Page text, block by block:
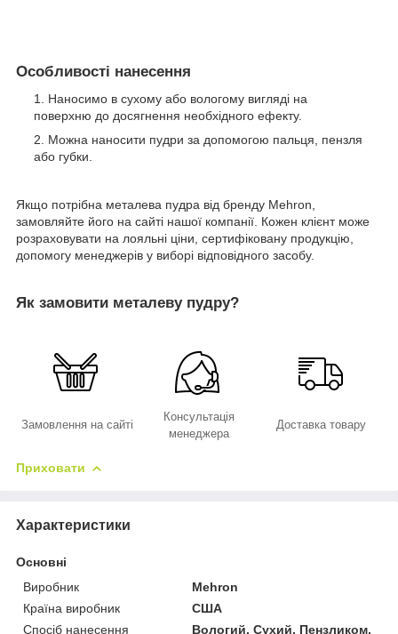
Особливості нанесення
Наносимо в сухому або вологому вигляді на
поверхню до досягнення необхідного ефекту.
Можна наносити пудри за допомогою пальця, пензля
або губки.
Якщо потрібна металева пудра від бренду Mehron,
замовляйте його на сайті нашої компанії. Кожен клієнт може
розраховувати на лояльні ціни, сертифіковану продукцію,
допомогу менеджерів у виборі відповідного засобу.
Як замовити металеву пудру?
Замовлення на сайті
Консультація
менеджера
Доставка товару
Приховати
Характеристики
Основні
Виробник
Mehron
Країна виробник
США
Спосіб нанесення
Вологий, Сухий, Пензликом,